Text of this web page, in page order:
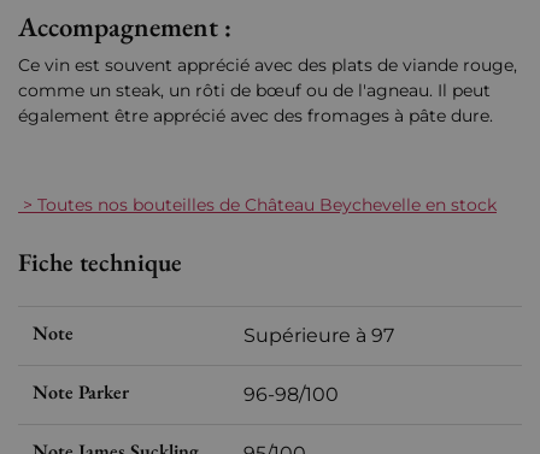
Accompagnement :
Ce vin est souvent apprécié avec des plats de viande rouge,
comme un steak, un rôti de bœuf ou de l'agneau. Il peut
également être apprécié avec des fromages à pâte dure.
> Toutes nos bouteilles de Château Beychevelle en stock
Fiche technique
Note Supérieure à 97
Note Parker 96-98/100